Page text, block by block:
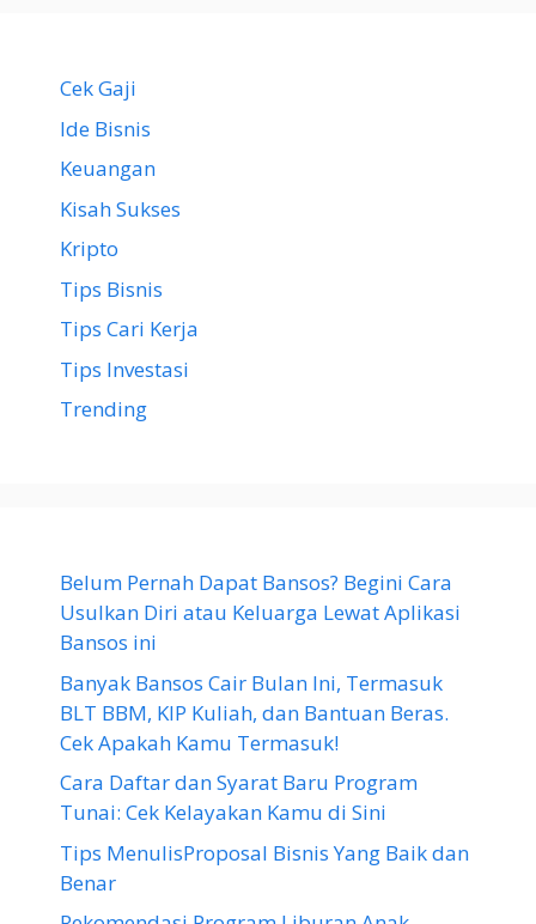
Cek Gaji
Ide Bisnis
Keuangan
Kisah Sukses
Kripto
Tips Bisnis
Tips Cari Kerja
Tips Investasi
Trending
Belum Pernah Dapat Bansos? Begini Cara
Usulkan Diri atau Keluarga Lewat Aplikasi
Bansos ini
Banyak Bansos Cair Bulan Ini, Termasuk
BLT BBM, KIP Kuliah, dan Bantuan Beras.
Cek Apakah Kamu Termasuk!
Cara Daftar dan Syarat Baru Program
Tunai: Cek Kelayakan Kamu di Sini
Tips MenulisProposal Bisnis Yang Baik dan
Benar